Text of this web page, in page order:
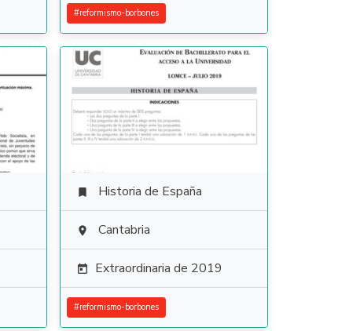
#reformismo-borbones
 Historia de España
 Cantabria
 Extraordinaria de 2019
#reformismo-borbones